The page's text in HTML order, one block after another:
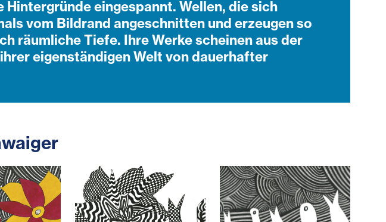
eingespannt. Wellen, die sich
vom Bildrand angeschnitten und erzeugen so
räumliche Tiefe. Ihre Werke scheinen aus der
eigenständigen Welt von dauerhafter